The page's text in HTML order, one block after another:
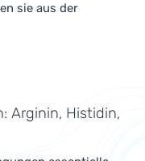
sie aus der
Arginin, Histidin,